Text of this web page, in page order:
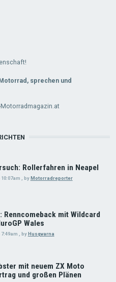
sprechen und
Rollerfahren in Neapel
10:07am byMotorradreporter
Renncomeback mit Wildcard
Wales
7:49am , by Husqvarna
mit neuem ZX Moto
und großen Plänen